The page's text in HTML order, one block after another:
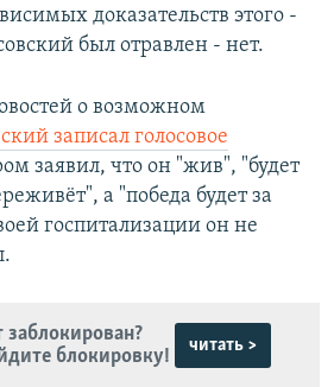
доказательств этого -
был отравлен - нет.
о возможном
записал голосовое
заявил, что он "жив", "будет
а "победа будет за
госпитализации он не
заблокирован?
блокировку!
читать >